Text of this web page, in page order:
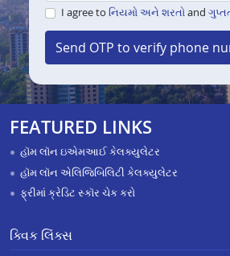
I agree to નિયમો અને શરતોand
Send OTP to verify phone
FEATURED LINKS
હૉમ લૉન ઇએમઆઈ કેલક્યુલેટર
હૉમ લૉન એલિજિબિલિટી કેલક્યુલેટર
ફ્રીમાં ક્રેડિટ સ્કૉર ચેક કરો
ક્વિક લિંક્સ